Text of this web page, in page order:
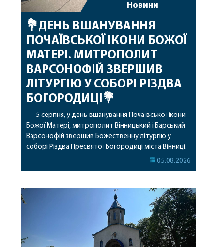
Новини
💐ДЕНЬ ВШАНУВАННЯ
ПОЧАЇВСЬКОЇ ІКОНИ БОЖОЇ
МАТЕРІ. МИТРОПОЛИТ
ВАРСОНОФІЙ ЗВЕРШИВ
ЛІТУРГІЮ У СОБОРІ РІЗДВА
БОГОРОДИЦІ💐
5 серпня, у день вшанування Почаївської ікони
Божої Матері, митрополит Вінницький і Барський
Варсонофій звершив Божественну літургію у
соборі Різдва Пресвятої Богородиці міста Вінниці.
Його Високопреосвященству співслужили
священному сані. Під час богослужіння підносилися
особливі молитви за мир в Україні, за воїнів, які
05.08.2026